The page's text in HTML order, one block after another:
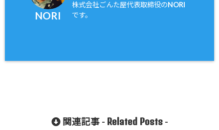
NORI
株式会社ごんた屋代表取締役のNORI
です。
関連記事 - Related Posts-